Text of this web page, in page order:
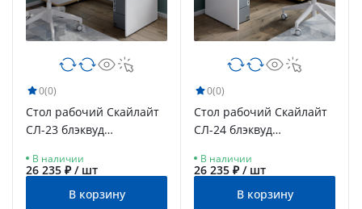
0(0)
Стол рабочий Скайлайт
СЛ-23 блэквуд
меренга
В наличии
26 235 ₽ / шт
В корзину
0(0)
Стол рабочий Скайлайт
СЛ-24 блэквуд
меренга
В наличии
26 235 ₽ / шт
В корзину